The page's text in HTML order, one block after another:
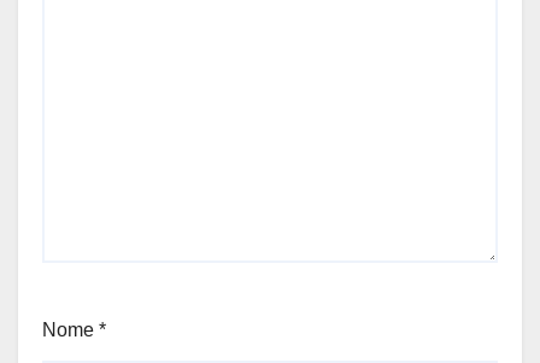
Nome *